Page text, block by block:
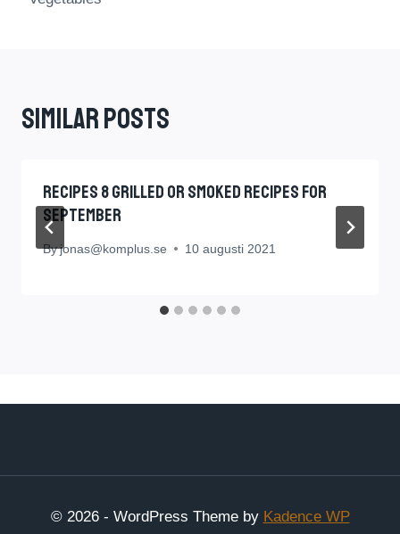
Similar Posts
RECIPES 8 Grilled or Smoked Recipes for
September
By jonas@komplus.se 10 augusti 2021
© 2026 - WordPress Theme by Kadence WP